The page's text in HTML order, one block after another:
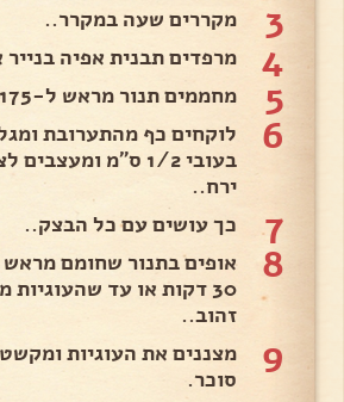
3 מקררים שעה במקרר..
4 מרפדים תבנית אפיה בנייר
5 מחממים תנור מראש ל-175 מעלות..
6
לוקחים כף מהתערובת
בעובי 1/2 ס"מ
ירח..
7 כך עושים עם כל הבצק..
8
30 דקות או עד
זהוב..
9
מצננים את העוגיות
סוכר.